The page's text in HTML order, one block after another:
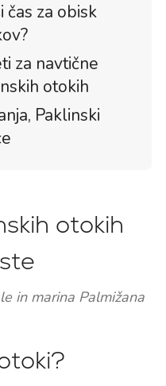
čas za obisk
za navtične
otokih
Paklinski
otokih
in marina Palmižana